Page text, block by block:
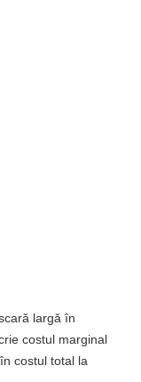
largă în
costul marginal
costul total la